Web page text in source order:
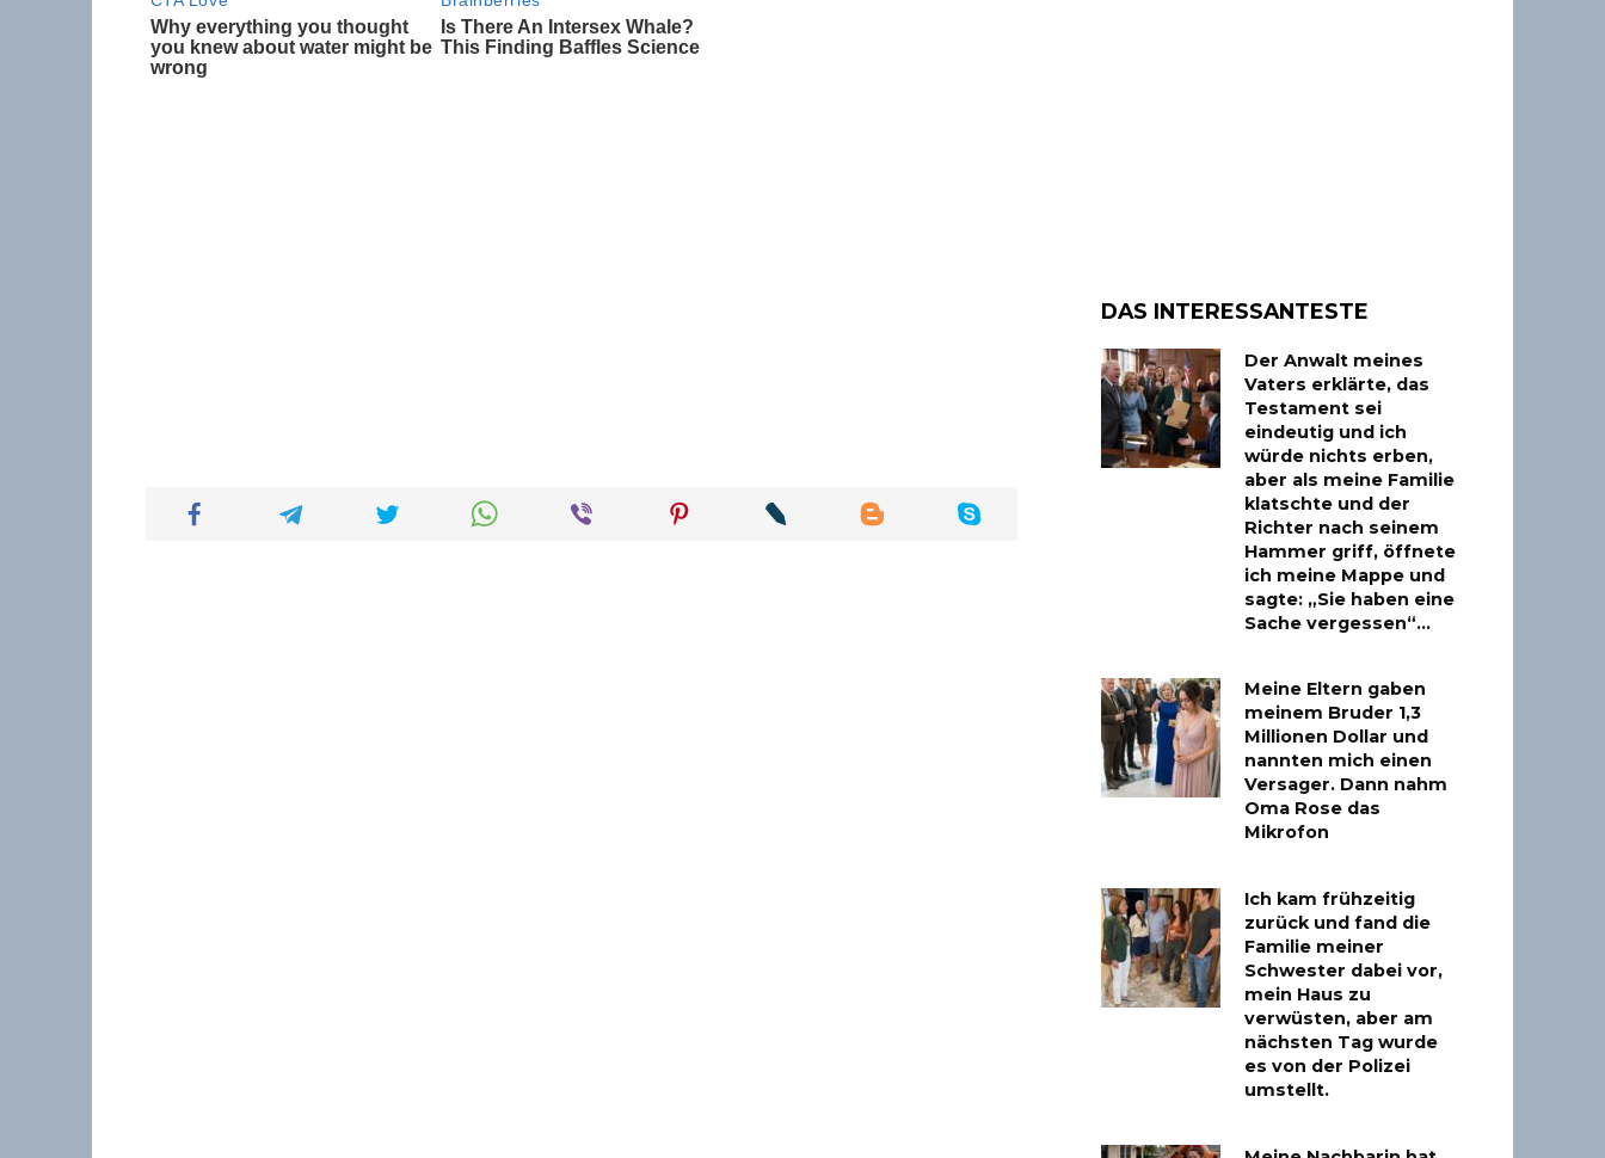
DAS INTERESSANTESTE
Der Anwalt meines
Vaters erklärte, das
Testament sei
eindeutig und ich
würde nichts erben,
aber als meine Familie
klatschte und der
Richter nach seinem
Hammer griff, öffnete
ich meine Mappe und
sagte: „Sie haben eine
Sache vergessen“…
Meine Eltern gaben
meinem Bruder 1,3
Millionen Dollar und
nannten mich einen
Versager. Dann nahm
Oma Rose das
Mikrofon
Ich kam frühzeitig
zurück und fand die
Familie meiner
Schwester dabei vor,
mein Haus zu
verwüsten, aber am
nächsten Tag wurde
es von der Polizei
umstellt.